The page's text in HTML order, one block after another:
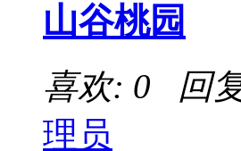
山谷桃园
喜欢: 0 回
理员